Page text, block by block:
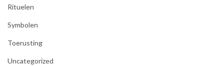
Rituelen
Symbolen
Toerusting
Uncategorized